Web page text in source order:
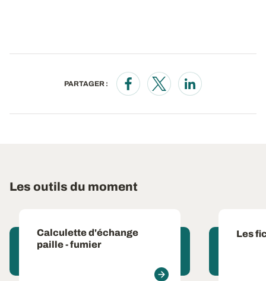
PARTAGER :
Opens in a new window
Opens in a new window
Opens in a new
Les outils du moment
Calculette d'échange
paille - fumier
Les